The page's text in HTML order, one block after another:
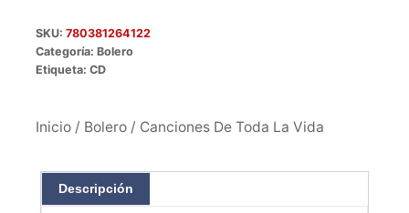
SKU: 780381264122
Categoría: Bolero
Etiqueta: CD
Inicio / Bolero / Canciones De Toda La Vida
Descripción